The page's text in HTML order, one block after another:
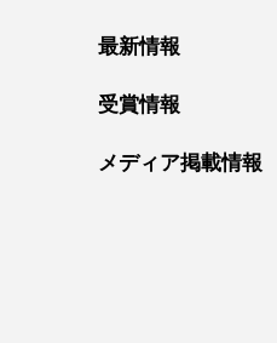
最新情報
受賞情報
メディア掲載情報